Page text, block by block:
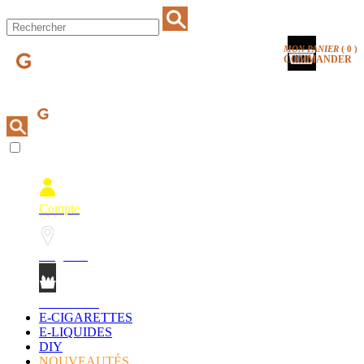
MON PANIER ( 0 )
COMMANDER
Compte
E-CIGARETTES
E-LIQUIDES
DIY
NOUVEAUTÉS